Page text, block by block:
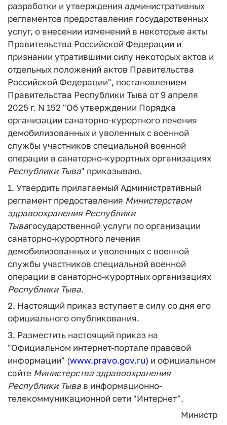
разработки и утверждения административных
регламентов предоставления государственных
услуг, о внесении изменений в некоторые акты
Правительства Российской Федерации и
признании утратившими силу некоторых актов и
отдельных положений актов Правительства
Российской Федерации", постановлением
Правительства Республики Тыва от 9 апреля
2025 г. N 152 "Об утверждении Порядка
организации санаторно-курортного лечения
демобилизованных и уволенных с военной
службы участников специальной военной
операции в санаторно-курортных организациях
Республики Тыва" приказываю.
1. Утвердить прилагаемый Административный
регламент предоставления Министерством
здравоохранения Республики
Тывагосударственной услуги по организации
санаторно-курортного лечения
демобилизованных и уволенных с военной
службы участников специальной военной
операции в санаторно-курортных организациях
Республики Тыва.
2. Настоящий приказ вступает в силу со дня его
официального опубликования.
3. Разместить настоящий приказ на
"Официальном интернет-портале правовой
информации" (www.pravo.gov.ru) и официальном
сайте Министерства здравоохранения
Республики Тыва в информационно-
телекоммуникационной сети "Интернет".
Министр